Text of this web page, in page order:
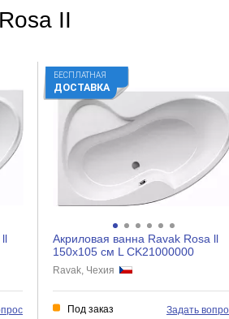
II
ll
БЕСПЛАТНАЯ
ДОСТАВКА
Акриловая ванна Ravak Rosa ll
150x105 см L CK21000000
Ravak, Чехия
Под заказ Задать